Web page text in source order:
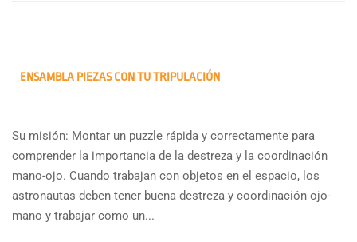
ENSAMBLA PIEZAS CON TU TRIPULACIÓN
Su misión: Montar un puzzle rápida y correctamente para
comprender la importancia de la destreza y la coordinación
mano-ojo. Cuando trabajan con objetos en el espacio, los
astronautas deben tener buena destreza y coordinación ojo-
mano y trabajar como un...